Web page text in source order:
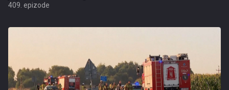
409. epizode